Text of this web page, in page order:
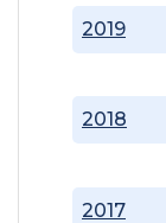
2017
2018
2019